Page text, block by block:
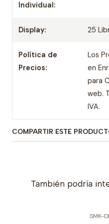
Individual:
Display: 25
Política de
Precios:
Los
en
para
web.
IVA.
COMPARTIR ESTE
También podría
SMK-D|